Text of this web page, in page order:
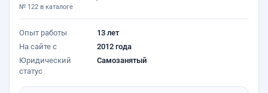
№ 122 в каталоге
Опыт работы
13 лет
На сайте с
2012 года
Юридический
статус
Самозанятый